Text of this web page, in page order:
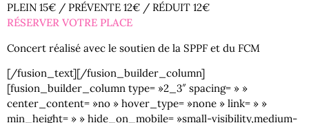
PLEIN 15€ / PRÉVENTE 12€ / RÉDUIT 12€
RÉSERVER VOTRE PLACE
Concert réalisé avec le soutien de la SPPF et du FCM
[/fusion_text][/fusion_builder_column]
[fusion_builder_column type= »2_3″ spacing= » »
center_content= »no » hover_type= »none » link= » »
min_height= » » hide_on_mobile= »small-visibility,medium-